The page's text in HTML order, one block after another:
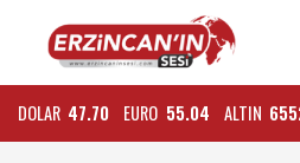
DOLAR 47.70 EURO 55.04 ALTIN